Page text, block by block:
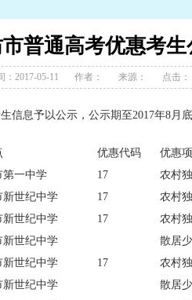
普通高考优惠考生
：2017-05-11 作者： 来源： 点击：
信息予以公示，公示期至2017年8月
优惠代码 优惠
第一中学 17 农村
新世纪中学 17 农村
新世纪中学 17 农村
新世纪中学 散居
新世纪中学 17 农村
新世纪中学 散居